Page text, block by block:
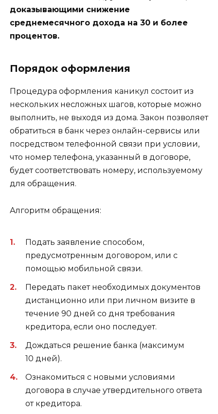
доказывающими снижение
среднемесячного дохода на 30 и более
процентов.
Порядок оформления
Процедура оформления каникул состоит из
нескольких несложных шагов, которые можно
выполнить, не выходя из дома. Закон позволяет
обратиться в банк через онлайн-сервисы или
посредством телефонной связи при условии,
что номер телефона, указанный в договоре,
будет соответствовать номеру, используемому
для обращения.
Алгоритм обращения:
Подать заявление способом,
предусмотренным договором, или с
помощью мобильной связи.
Передать пакет необходимых документов
дистанционно или при личном визите в
течение 90 дней со дня требования
кредитора, если оно последует.
Дождаться решение банка (максимум
10 дней).
Ознакомиться с новыми условиями
договора в случае утвердительного ответа
от кредитора.